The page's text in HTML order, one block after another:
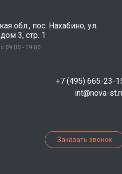
обл., пос. Нахабино, ул.
3, стр. 1
09:00 - 19:00
+7 (495) 665-23-
int@nova-
Заказать звонок